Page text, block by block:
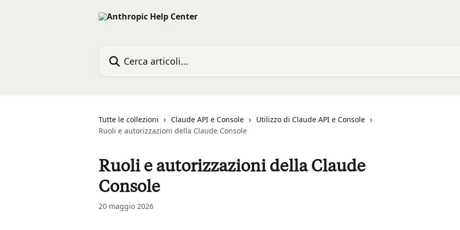
Tutte le collezioni Claude API e Console
Utilizzo di Claude API e Console
Ruoli e autorizzazioni della Claude Console
Ruoli e autorizzazioni della Claude
Console
20 maggio 2026